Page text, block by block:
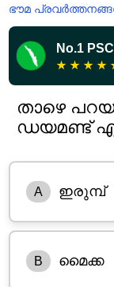
ഭൗമ
No.1
★ ★ ★ ★
താഴെ
ഡയമണ്ട്
A ഇരുമ്പ്
B മൈക്ക